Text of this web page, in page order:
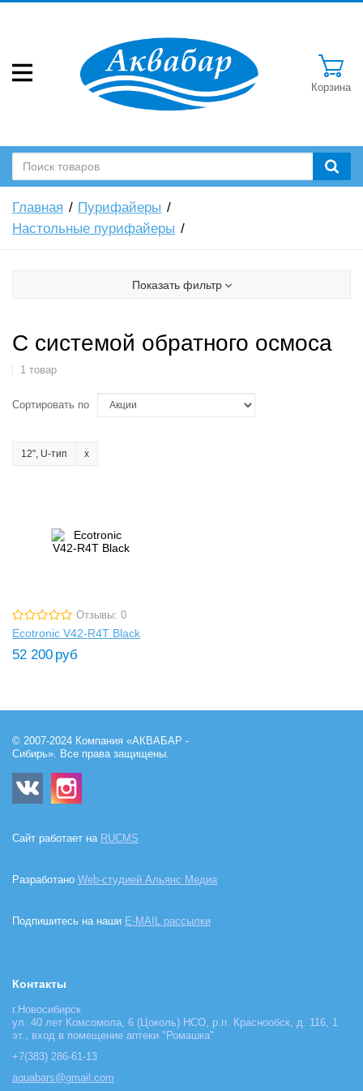
Корзина
Главная
Пурифайеры
Настольные пурифайеры
Показать фильтр
C системой обратного осмоса
1 товар
Сортировать по
12", U-тип
Отзывы: 0
Ecotronic V42-R4T Black
52 200 руб
© 2007-2024 Компания «АКВАБАР -
Сибирь». Все права защищены.
Сайт работает на RUCMS
Разработано Web-студией Альянс Медиа
Подпишитесь на наши E-MAIL рассылки
Контакты
г.Новосибирск
ул. 40 лет Комсомола, 6 (Цоколь) НСО, р.п. Краснообск, д. 116, 1
эт., вход в помещение аптеки "Ромашка"
+7(383) 286-61-13
aquabars@gmail.com